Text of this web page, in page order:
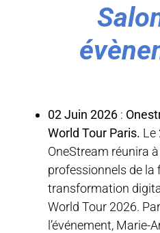
02 Juin 2026 :
World Tour Paris. Le
OneStream réunira
professionnels de la
transformation
World Tour 2026.
l’événement, Marie-